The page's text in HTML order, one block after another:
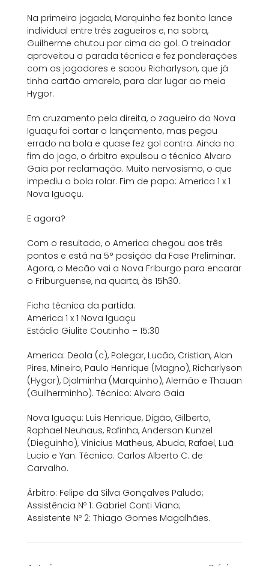
Na primeira jogada, Marquinho fez bonito lance
individual entre três zagueiros e, na sobra,
Guilherme chutou por cima do gol. O treinador
aproveitou a parada técnica e fez ponderações
com os jogadores e sacou Richarlyson, que já
tinha cartão amarelo, para dar lugar ao meia
Hygor.
Em cruzamento pela direita, o zagueiro do Nova
Iguaçu foi cortar o lançamento, mas pegou
errado na bola e quase fez gol contra. Ainda no
fim do jogo, o árbitro expulsou o técnico Alvaro
Gaia por reclamação. Muito nervosismo, o que
impediu a bola rolar. Fim de papo: America 1 x 1
Nova Iguaçu.
E agora?
Com o resultado, o America chegou aos três
pontos e está na 5° posição da Fase Preliminar.
Agora, o Mecão vai a Nova Friburgo para encarar
o Friburguense, na quarta, às 15h30.
Ficha técnica da partida:
America 1 x 1 Nova Iguaçu
Estádio Giulite Coutinho – 15:30
America: Deola (c), Polegar, Lucão, Cristian, Alan
Pires, Mineiro, Paulo Henrique (Magno), Richarlyson
(Hygor), Djalminha (Marquinho), Alemão e Thauan
(Guilherminho). Técnico: Alvaro Gaia
Nova Iguaçu: Luis Henrique, Digão, Gilberto,
Raphael Neuhaus, Rafinha, Anderson Kunzel
(Dieguinho), Vinicius Matheus, Abuda, Rafael, Luã
Lucio e Yan. Técnico: Carlos Alberto C. de
Carvalho.
Árbitro: Felipe da Silva Gonçalves Paludo;
Assistência Nº 1: Gabriel Conti Viana;
Assistente Nº 2: Thiago Gomes Magalhães.